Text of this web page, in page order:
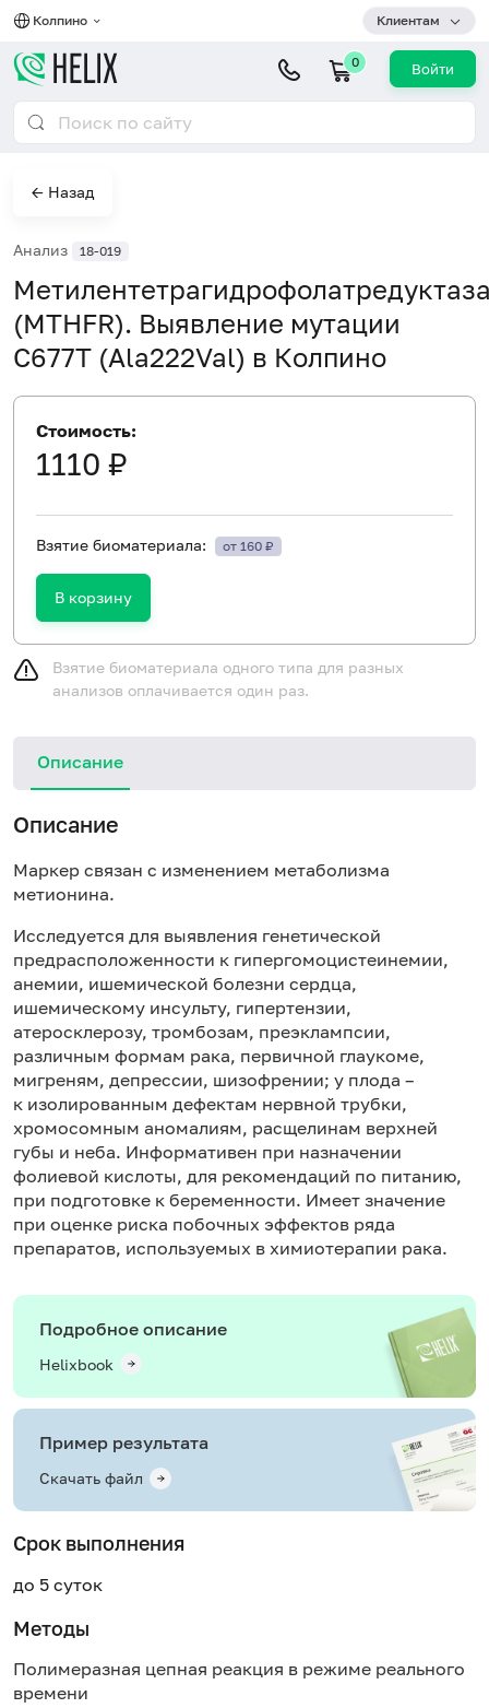
Колпино Клиентам
0 Войти
← Назад
Анализ 18-019
(MTHFR). Выявление мутации
C677T (Ala222Val) в Колпино
Стоимость:
1110 ₽
Взятие биоматериала: от 160 ₽
В корзину
Взятие биоматериала одного типа для разных
анализов оплачивается один раз.
Описание
Описание
Маркер связан с изменением метаболизма
метионина.
Исследуется для выявления генетической
предрасположенности к гипергомоцистеинемии,
анемии, ишемической болезни сердца,
ишемическому инсульту, гипертензии,
атеросклерозу, тромбозам, преэклампсии,
различным формам рака, первичной глаукоме,
мигреням, депрессии, шизофрении; у плода –
к изолированным дефектам нервной трубки,
хромосомным аномалиям, расщелинам верхней
губы и неба. Информативен при назначении
фолиевой кислоты, для рекомендаций по питанию,
при подготовке к беременности. Имеет значение
при оценке риска побочных эффектов ряда
препаратов, используемых в химиотерапии рака.
Подробное описание
Helixbook
Пример результата
Скачать файл
Срок выполнения
до 5 суток
Методы
Полимеразная цепная реакция в режиме реального
времени